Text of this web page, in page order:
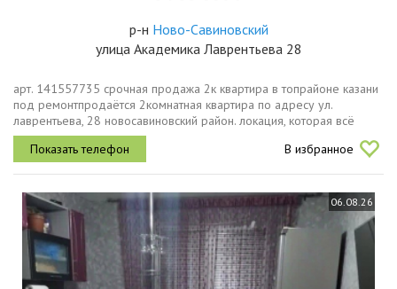
р-н Ново-Савиновский
улица Академика Лаврентьева 28
арт. 141557735 срочная продажа 2к квартира в топрайоне казани
под ремонтпродаётся 2комнатная квартира по адресу ул.
лаврентьева, 28 новосавиновский район. локация, которая всё
решаетодин из самых востребованных районов города. всё
рядом школы,...
В избранное
06.08.26